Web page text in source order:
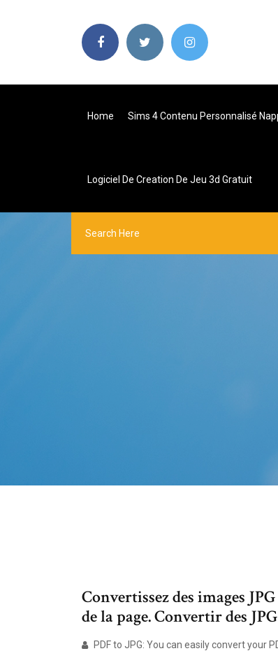
Home Sims 4 Contenu Personnalisé
Logiciel De Creation De Jeu 3d Gratuit
Convertissez des images
de la page. Convertir des
PDF to JPG: You can easily convert your